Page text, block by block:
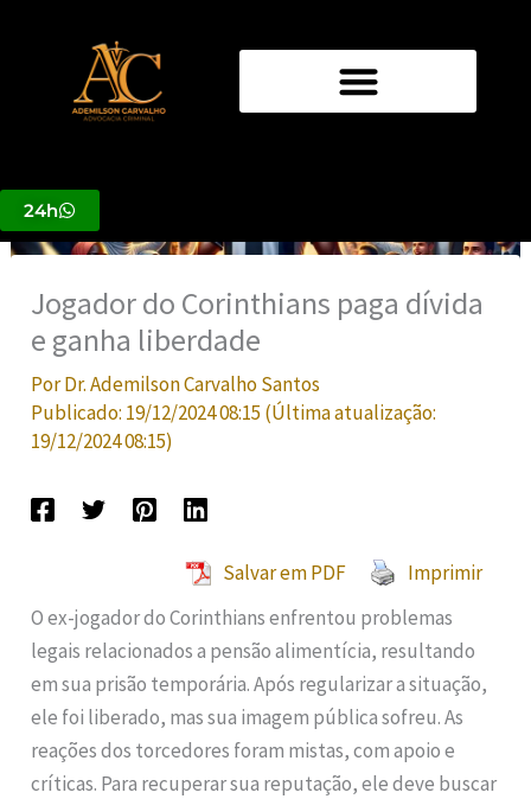
conteúdo
24h
Jogador do Corinthians paga dívida
e ganha liberdade
PorDr. Ademilson Carvalho Santos
Publicado: 19/12/2024 08:15 (Última atualização:
19/12/2024 08:15)
Salvar em PDF
Imprimir
O ex-jogador do Corinthians enfrentou problemas
legais relacionados a pensão alimentícia, resultando
em sua prisão temporária. Após regularizar a situação,
ele foi liberado, mas sua imagem pública sofreu. As
reações dos torcedores foram mistas, com apoio e
críticas. Para recuperar sua reputação, ele deve buscar